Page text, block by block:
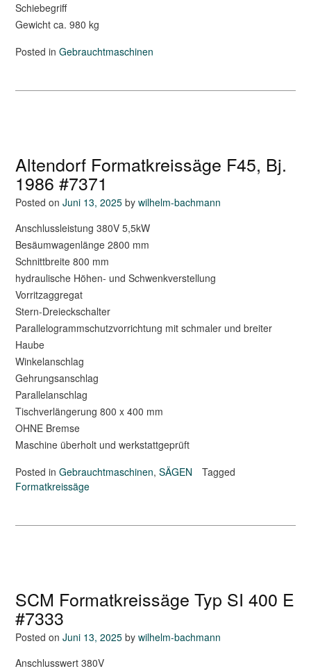
Schiebegriff
Gewicht ca. 980 kg
Posted in Gebrauchtmaschinen
Altendorf Formatkreissäge F45, Bj.
1986 #7371
Posted on Juni 13, 2025 by wilhelm-bachmann
Anschlussleistung 380V 5,5kW
Besäumwagenlänge 2800 mm
Schnittbreite 800 mm
hydraulische Höhen- und Schwenkverstellung
Vorritzaggregat
Stern-Dreieckschalter
Parallelogrammschutzvorrichtung mit schmaler und breiter
Haube
Winkelanschlag
Gehrungsanschlag
Parallelanschlag
Tischverlängerung 800 x 400 mm
OHNE Bremse
Maschine überholt und werkstattgeprüft
Posted in Gebrauchtmaschinen, SÄGEN
Tagged
Formatkreissäge
SCM Formatkreissäge Typ SI 400 E
#7333
Posted on Juni 13, 2025 by wilhelm-bachmann
Anschlusswert 380V